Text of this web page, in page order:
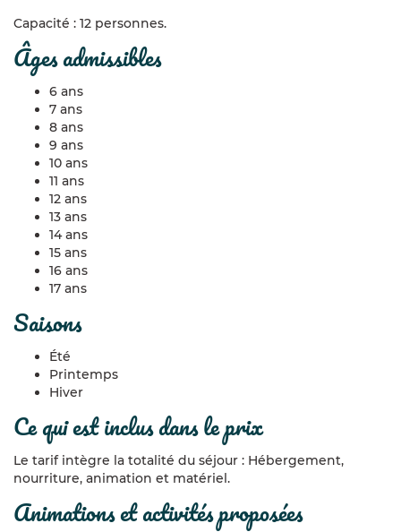
Temps libres (
société à l'intérieur ; cabanes, grands jeux en bois, terrain
de jeux à l'extérieur)
Veillées(Colin-Maillard déguisé, cache-cache, jeux
coopératifs de table, Tiers-Mondopoly, mimes, Loup
Garou...)
Capacité : 12 personnes.
âges admissibles
6 ans
7 ans
8 ans
9 ans
10 ans
11 ans
12 ans
13 ans
14 ans
15 ans
16 ans
17 ans
saisons
Été
Printemps
Hiver
ce qui est inclus dans le prix
Le tarif intègre la totalité du séjour : Hébergement,
nourriture, animation et matériel.
animations et activités proposées